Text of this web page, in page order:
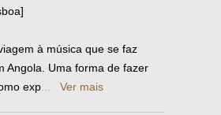
à música que se faz
Angola. Uma forma de fazer
exp
Ver mais